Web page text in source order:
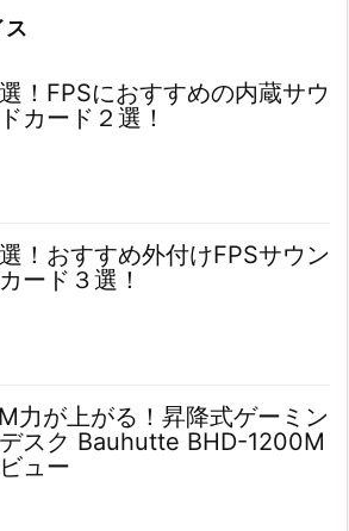
ス
！FPSにおすすめの内蔵サウ
カード２選！
！おすすめ外付けFPSサウン
ード３選！
力が上がる！昇降式ゲーミン
スク Bauhutte BHD-1200M
ュー